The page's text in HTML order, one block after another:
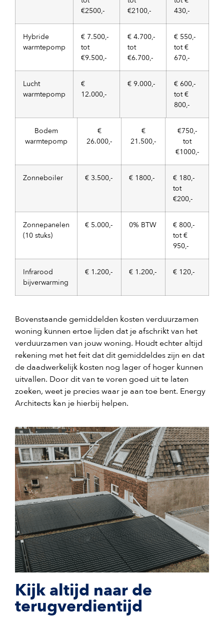
€2500,-
€2100,-
430,-
Hybride
warmtepomp
€ 7.500,-
tot
€9.500,-
€ 4.700,-
tot
€6.700,-
€ 550,-
tot €
670,-
Lucht
warmtepomp
€
12.000,-
€ 9.000,-
€ 600,-
tot €
800,-
Bodem
warmtepomp
€
26.000,-
€
21.500,-
€750,-
tot
€1000,-
Zonneboiler € 3.500,- € 1800,-
€ 180,-
tot
€200,-
Zonnepanelen
(10 stuks)
€ 5.000,- 0% BTW
€ 800,-
tot €
950,-
Infrarood
bijverwarming
€ 1.200,- € 1.200,- € 120,-
Bovenstaande gemiddelden kosten verduurzamen
woning kunnen ertoe lijden dat je afschrikt van het
verduurzamen van jouw woning. Houdt echter altijd
rekening met het feit dat dit gemiddeldes zijn en dat
de daadwerkelijk kosten nog lager of hoger kunnen
uitvallen. Door dit van te voren goed uit te laten
zoeken, weet je precies waar je aan toe bent. Energy
Architects kan je hierbij helpen.
Kijk altijd naar de
terugverdientijd